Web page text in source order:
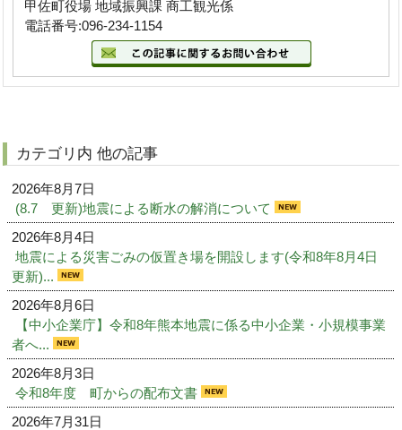
甲佐町役場 地域振興課 商工観光係
電話番号:096-234-1154
カテゴリ内 他の記事
2026年8月7日
(8.7 更新)地震による断水の解消について
2026年8月4日
地震による災害ごみの仮置き場を開設します(令和8年8月4日
更新)...
2026年8月6日
【中小企業庁】令和8年熊本地震に係る中小企業・小規模事業
者へ...
2026年8月3日
令和8年度 町からの配布文書
2026年7月31日